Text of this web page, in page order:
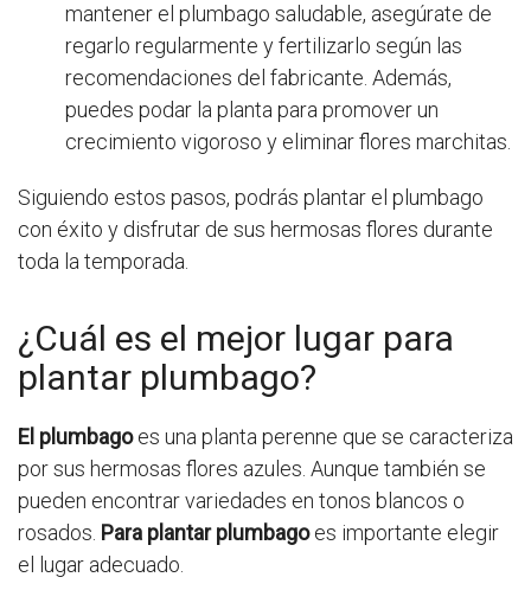
mantener el plumbago saludable, asegúrate de
regarlo regularmente y fertilizarlo según las
recomendaciones del fabricante. Además,
puedes podar la planta para promover un
crecimiento vigoroso y eliminar flores marchitas.
Siguiendo estos pasos, podrás plantar el plumbago
con éxito y disfrutar de sus hermosas flores durante
toda la temporada.
¿Cuál es el mejor lugar para
plantar plumbago?
El plumbagoes una planta perenne que se caracteriza
por sus hermosas flores azules. Aunque también se
pueden encontrar variedades en tonos blancos o
rosados. Para plantar plumbagoes importante elegir
el lugar adecuado.